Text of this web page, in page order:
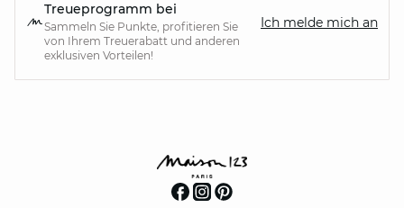
Treueprogramm bei
Sammeln Sie Punkte, profitieren Sie
von Ihrem Treuerabatt und anderen
exklusiven Vorteilen!
Ich melde mich an